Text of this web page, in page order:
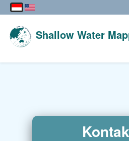
Shallow Water